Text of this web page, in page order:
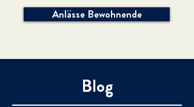
Anlässe Bewohnende
Blog